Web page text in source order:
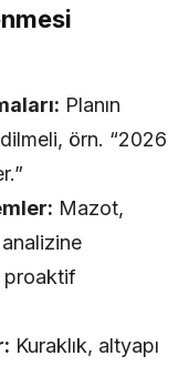
Planın
örn. “2026
Mazot,
proaktif
Kuraklık, altyapı